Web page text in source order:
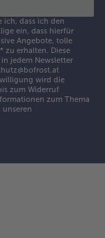
ich, dass ich den
ein, dass hierfür
Angebote, tolle
zu erhalten. Diese
jedem Newsletter
wird die
zum Widerruf
zum Thema
unseren